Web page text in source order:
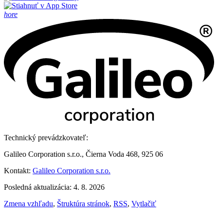
hore
Technický prevádzkovateľ:
Galileo Corporation s.r.o., Čierna Voda 468, 925 06
Kontakt: Galileo Corporation s.r.o.
Posledná aktualizácia: 4. 8. 2026
Zmena vzhľadu, Štruktúra stránok, RSS, Vytlačiť